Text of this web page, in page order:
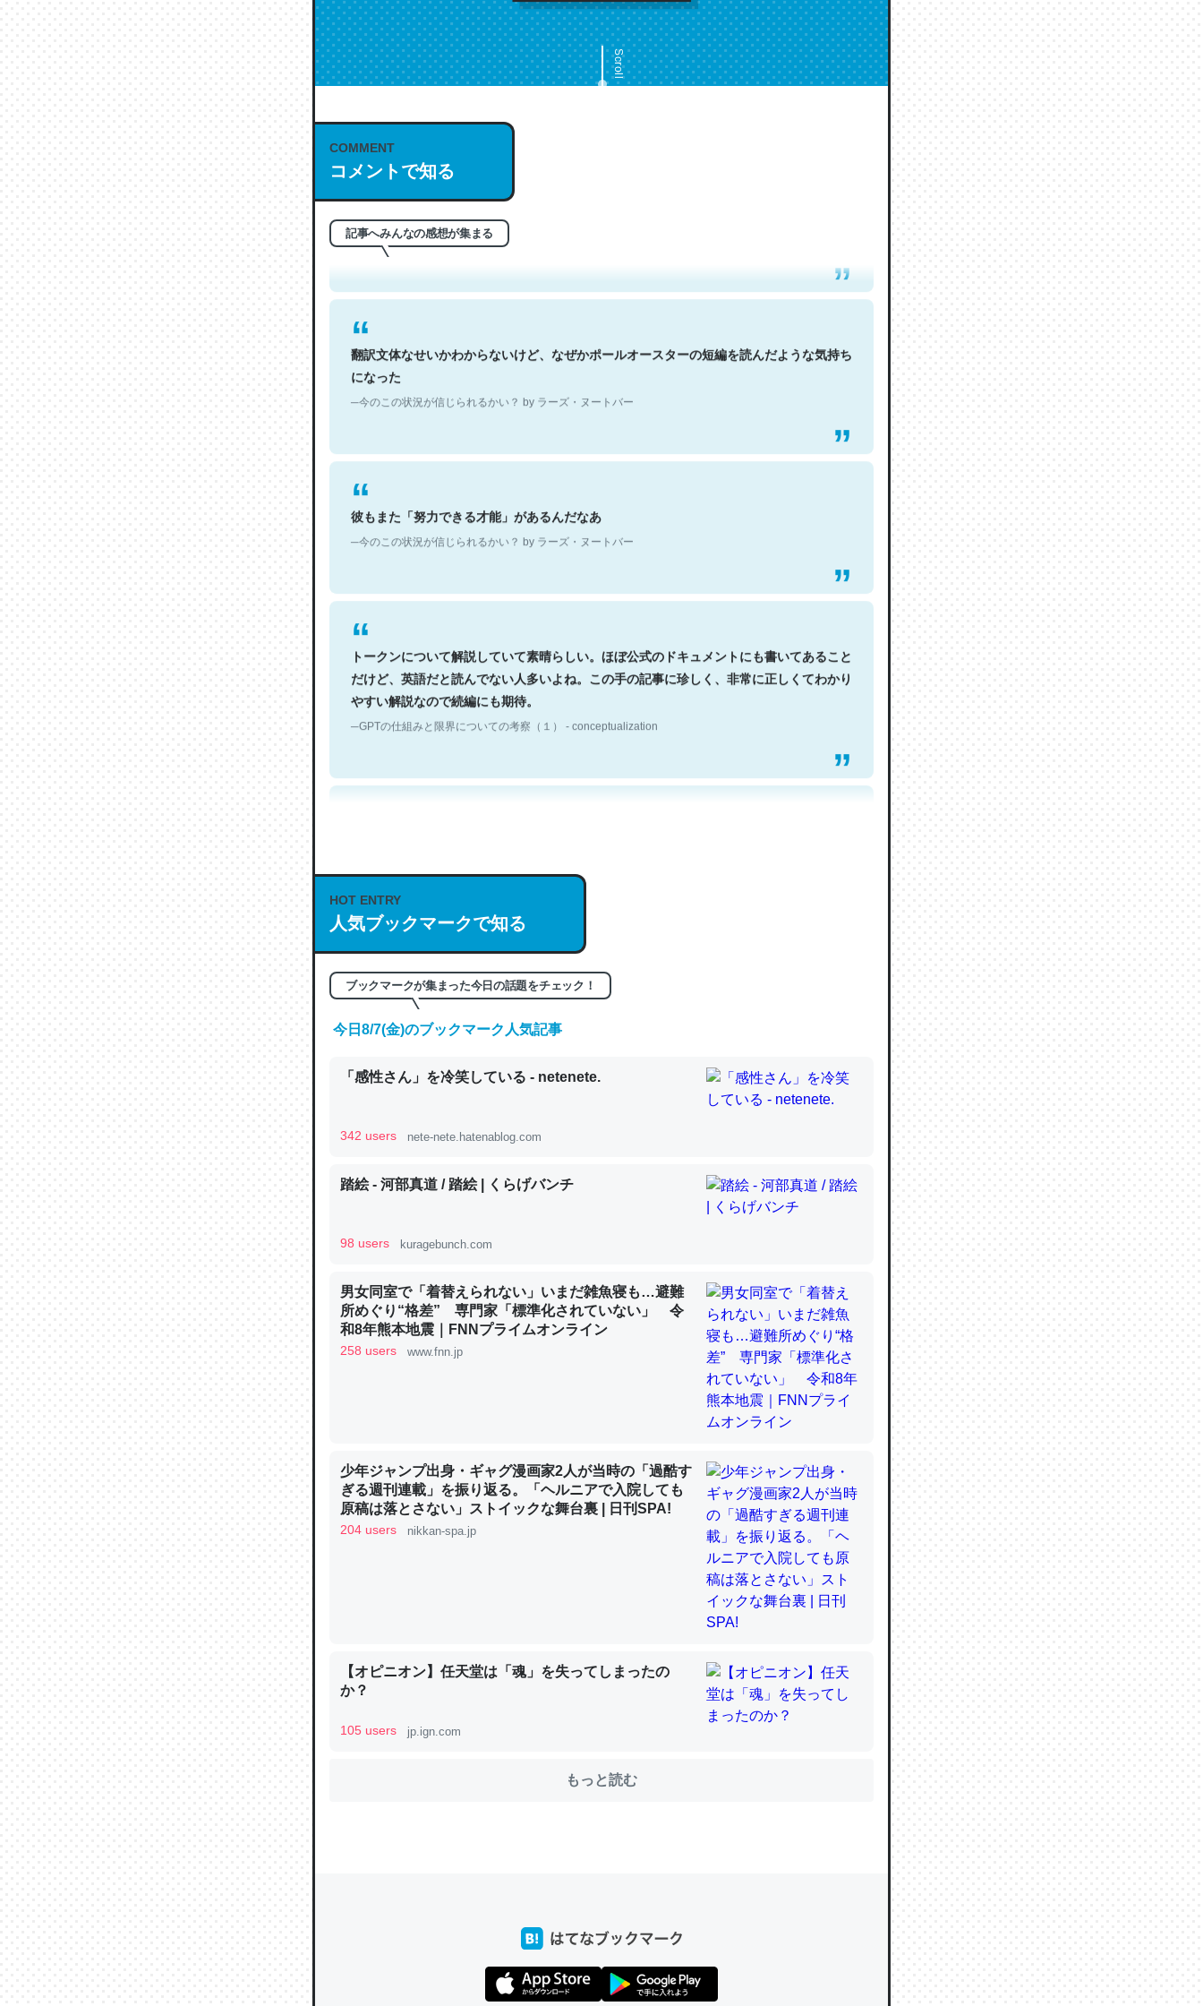
Scroll
COMMENT
コメントで知る
記事へみんなの感想が集まる
これは名文。彼はとてもクレバーなんだろうなと凄く思う。英語少しでも読める人は原文
もお勧め。自分はこの流れ好き。Let’s Fucking Go. Then Covid hit. Shit.
─今のこの状況が信じられるかい？ by ラーズ・ヌートバー
翻訳文体なせいかわからないけど、なぜかポールオースターの短編を読んだような気持ち
になった
─今のこの状況が信じられるかい？ by ラーズ・ヌートバー
彼もまた「努力できる才能」があるんだなあ
─今のこの状況が信じられるかい？ by ラーズ・ヌートバー
トークンについて解説していて素晴らしい。ほぼ公式のドキュメントにも書いてあること
だけど、英語だと読んでない人多いよね。この手の記事に珍しく、非常に正しくてわかり
やすい解説なので続編にも期待。
─GPTの仕組みと限界についての考察（１） - conceptualization
これは良記事。32768トークンだと英語小説100ページ分くらい。小説でいう「ずっと前
の伏線」は回収されないけど、短期記憶というには多い分量。進化すればするほど分かり
やすく強くなりそう
の600分の1程度。
─ニュース :: 【研究発表】昆虫学の大問題＝「昆虫はなぜ海にいないのか」に関する新仮説
論文では「淡水はカルシウムも酸素も不足してて両方に不利だから両方が拮抗してるので
は」とあって面白い。海にいる鋏角類（カブトガニ・ウミグモ）はカルシウムを使わずキ
─ニュース :: 【研究発表】昆虫学の大問題＝「昆虫はなぜ海にいないのか」に関する新仮説
これを元に考えるとカルシウムを大量に使う脊椎動物と貝類は苦労してるんだな…。腹足
類だと殻を無くしてナメクジになったり努力してるし。
─ニュース :: 【研究発表】昆虫学の大問題＝「昆虫はなぜ海にいないのか」に関する新仮説
ウチもEchoを実家に置いて４年。でたまに覗いてる。ぼちぼちRingも置こうかと画策
中。あと、Googleマップで位置情報を共有してる。電池残量や充電中かが分かるのでこ
れ見て生きてるなって分かる。
─たまにLINEするくらいだった遠方の父67歳と僕。ITツール導入でコミュニケーションが劇的に変化し
HOT ENTRY
人気ブックマークで知る
ブックマークが集まった今日の話題をチェック！
今日8/7(金)のブックマーク人気記事
「感性さん」を冷笑している - netenete.
342 users nete-nete.hatenablog.com
踏絵 - 河部真道 / 踏絵 | くらげバンチ
98 users kuragebunch.com
男女同室で「着替えられない」いまだ雑魚寝も…避難
所めぐり“格差” 専門家「標準化されていない」 令
和8年熊本地震｜FNNプライムオンライン
258 users www.fnn.jp
少年ジャンプ出身・ギャグ漫画家2人が当時の「過酷す
ぎる週刊連載」を振り返る。「ヘルニアで入院しても
原稿は落とさない」ストイックな舞台裏 | 日刊SPA!
204 users nikkan-spa.jp
【オピニオン】任天堂は「魂」を失ってしまったの
か？
105 users jp.ign.com
もっと読む